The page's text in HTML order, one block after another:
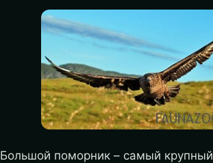
Большой поморник – самый крупный